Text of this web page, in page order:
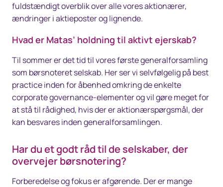
fuldstændigt overblik over alle vores aktionærer,
ændringer i aktieposter og lignende.
Hvad er Matas’ holdning til aktivt ejerskab?
Til sommer er det tid til vores første generalforsamling
som børsnoteret selskab. Her ser vi selvfølgelig på best
practice inden for åbenhed omkring de enkelte
corporate governance-elementer og vil gøre meget for
at stå til rådighed, hvis der er aktionærspørgsmål, der
kan besvares inden generalforsamlingen.
Har du et godt råd til de selskaber, der
overvejer børsnotering?
Forberedelse og fokus er afgørende. Der er mange